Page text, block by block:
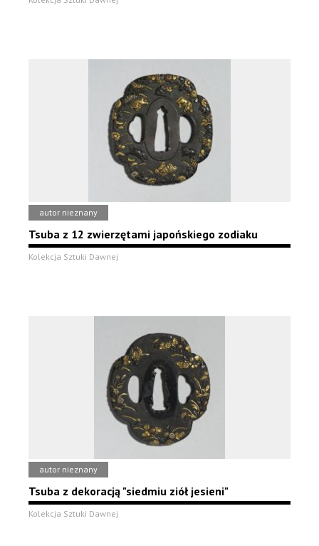
autor nieznany
Tsuba z 12 zwierzętami japońskiego zodiaku
Kolekcja Sztuki Dawnej
autor nieznany
Tsuba z dekoracją "siedmiu ziół jesieni"
Kolekcja Sztuki Dawnej